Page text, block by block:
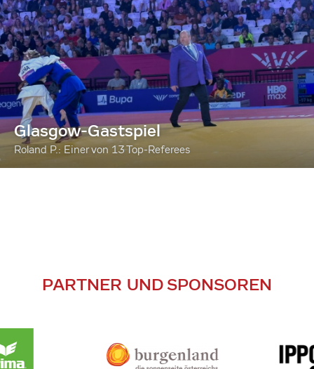
Glasgow-Gastspiel
Roland P.: Einer von 13 Top-Referees
PARTNER UND SPONSOREN